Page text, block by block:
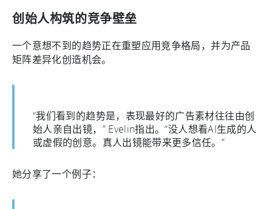
创始人构筑的竞争壁垒
一个意想不到的趋势正在重塑应用竞争格局，并为产品
矩阵差异化创造机会。
“我们看到的趋势是，表现最好的广告素材往往由创
始人亲自出镜，” Evelin指出。“没人想看AI生成的人
或虚假的创意。真人出镜能带来更多信任。”
她分享了一个例子：